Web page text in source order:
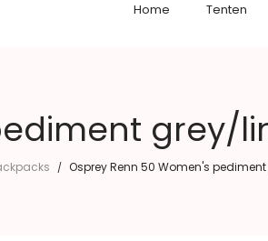
Home Tenten
grey/
/ Osprey Renn 50 Women's